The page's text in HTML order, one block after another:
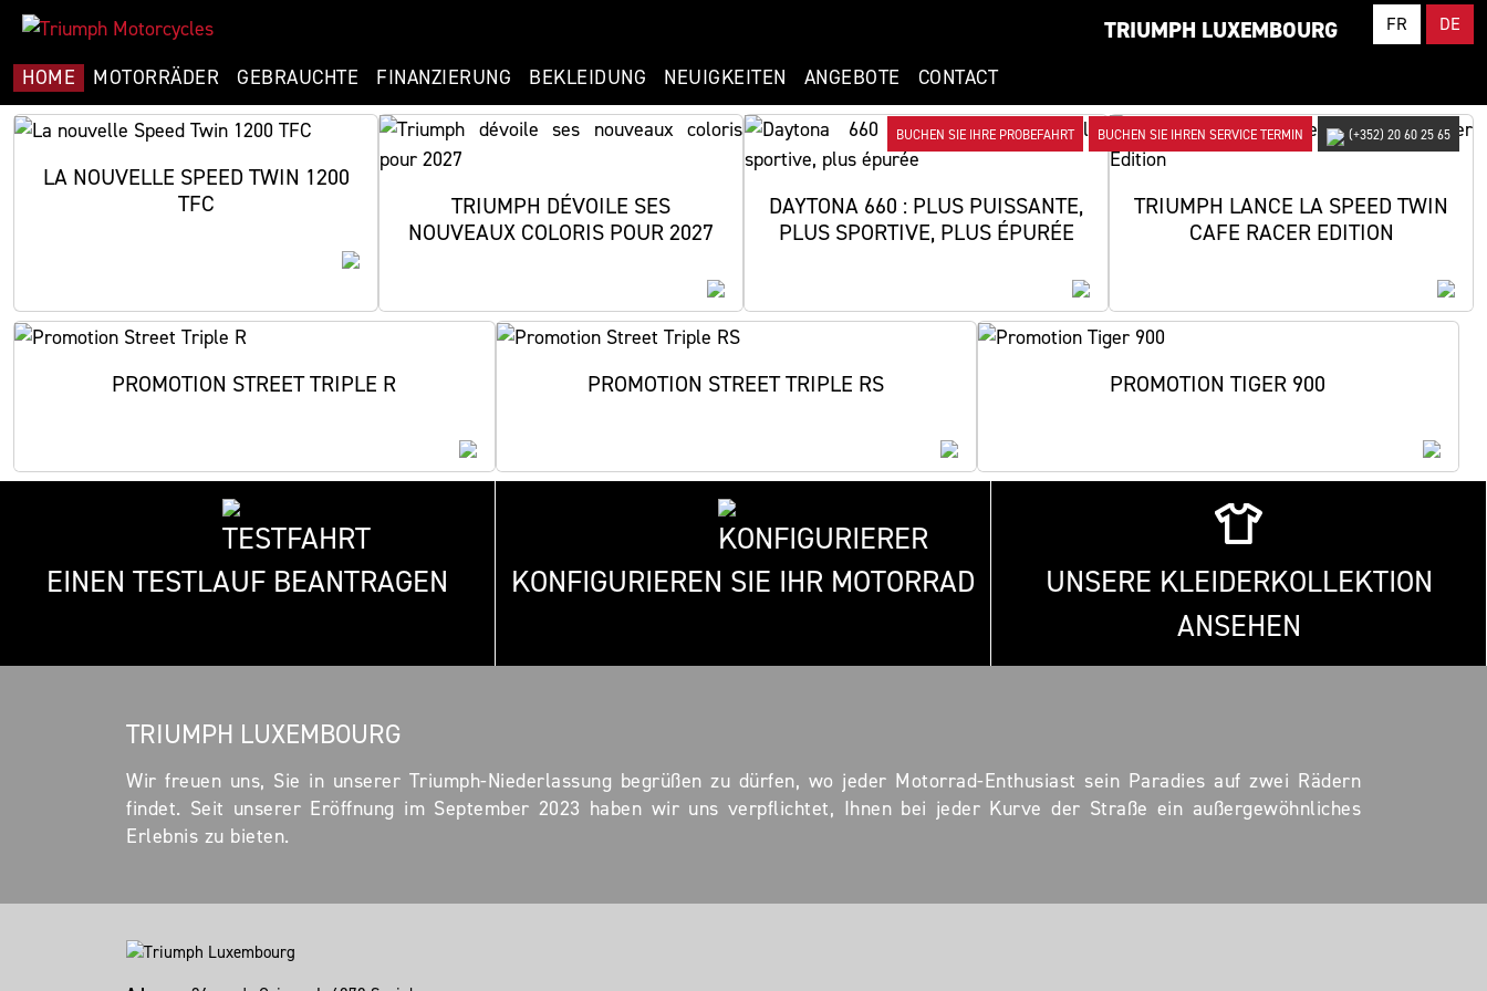
TRIUMPH LUXEMBOURG FR DE
HOME MOTORRÄDER GEBRAUCHTE FINANZIERUNG BEKLEIDUNG NEUIGKEITEN ANGEBOTE CONTACT
BUCHEN SIE IHRE PROBEFAHRT BUCHEN SIE IHREN SERVICE TERMIN (+352) 20 60 25 65
LA NOUVELLE SPEED TWIN 1200
TFC
TRIUMPH DÉVOILE SES
NOUVEAUX COLORIS POUR 2027
DAYTONA 660 : PLUS PUISSANTE,
PLUS SPORTIVE, PLUS ÉPURÉE
TRIUMPH LANCE LA SPEED TWIN
CAFE RACER EDITION
PROMOTION STREET TRIPLE R PROMOTION STREET TRIPLE RS PROMOTION TIGER 900
EINEN TESTLAUF BEANTRAGEN KONFIGURIEREN SIE IHR MOTORRAD
UNSERE KLEIDERKOLLEKTION
ANSEHEN
TRIUMPH LUXEMBOURG
Wir freuen uns, Sie in unserer Triumph-Niederlassung begrüßen zu dürfen, wo jeder Motorrad-Enthusiast sein Paradies auf zwei Rädern
findet. Seit unserer Eröffnung im September 2023 haben wir uns verpflichtet, Ihnen bei jeder Kurve der Straße ein außergewöhnliches
Erlebnis zu bieten.